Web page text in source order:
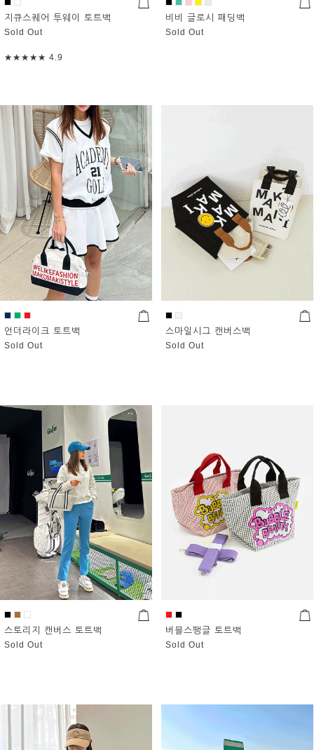
지큐스퀘어 투웨이 토트백
Sold Out
★★★★★ 4.9
비비 글로시 패딩백
Sold Out
언더라이크 토트백
Sold Out
스마일시그 캔버스백
Sold Out
스토리지 캔버스 토트백
Sold Out
버블스팽글 토트백
Sold Out